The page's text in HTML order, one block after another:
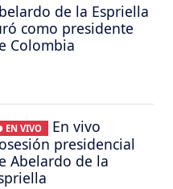
de la Espriella
como presidente
Colombia
EN VIVO
En vivo
presidencial
Abelardo de la